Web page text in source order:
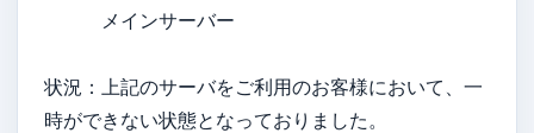
メインサーバー
状況：上記のサーバをご利用のお客様において、一
時ができない状態となっておりました。